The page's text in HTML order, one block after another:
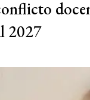
2027